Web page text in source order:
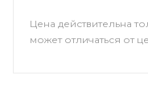
Цена действительна
может отличаться от